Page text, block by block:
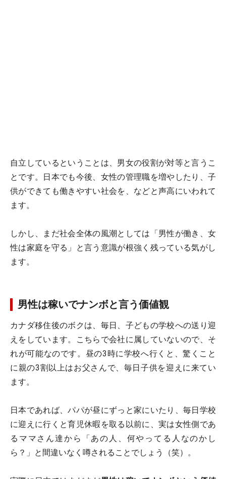
自立しているということは、男女の役割が対等と言うこ
とです。日本でも今後、女性の管理職を増やしたり、子
供ができても働きやすい社会を、などと声高にいわれて
ます。
しかし、まだ社会全体の風潮としては「男性が働き、女
性は家庭を守る」と言う意識が根強く残っている気がし
ます。
男性は稼いでナンボと言う価値観
カナダ移住後のボクは、毎日、子どもの学校への送り迎
えをしています。こちらで会社に属していないので、そ
れが可能なのです。昼の3時に学校へ行くと、驚くこと
に親の3割以上はお父さんで、毎日子供を迎えに来てい
ます。
日本であれば、パパが昼にずっと家にいたり、毎日学校
に迎えに行くと育児休暇を取る以前に、実は女性側であ
るママさん達から「あの人、何やってる人なのかし
ら？」と間違いなく噂されることでしょう（笑）。